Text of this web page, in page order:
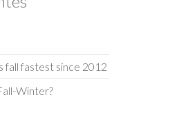
fall fastest since 2012
Winter?